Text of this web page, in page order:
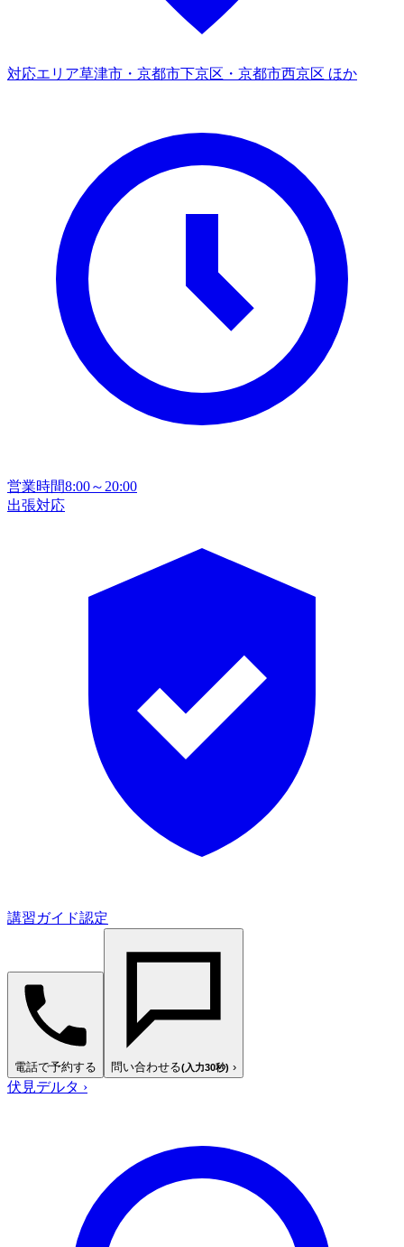
対応エリア草津市・京都市下京区・京都市西京区 ほか
営業時間8:00～20:00
出張対応
講習ガイド認定
電話で予約する 問い合わせる(入力30秒) ›
伏見デルタ ›